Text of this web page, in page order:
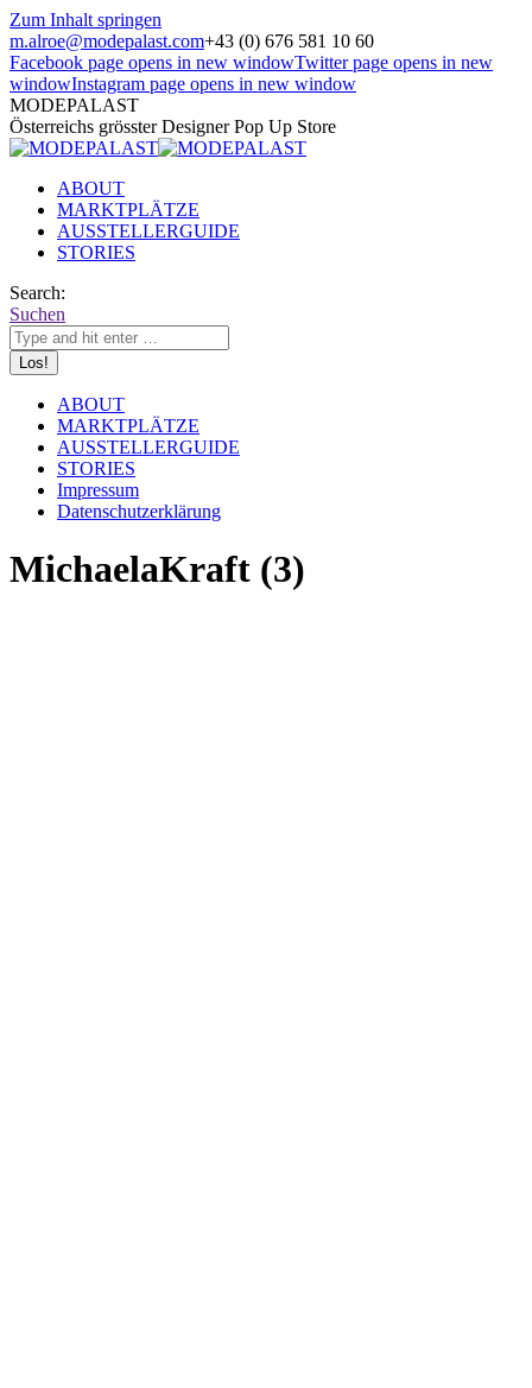
Zum Inhalt springen
m.alroe@modepalast.com+43 (0) 676 581 10 60
Facebook page opens in new windowTwitter page opens in new
windowInstagram page opens in new window
MODEPALAST
Österreichs grösster Designer Pop Up Store
ABOUT
MARKTPLÄTZE
AUSSTELLERGUIDE
STORIES
Search:
Suchen
ABOUT
MARKTPLÄTZE
AUSSTELLERGUIDE
STORIES
Impressum
Datenschutzerklärung
MichaelaKraft (3)